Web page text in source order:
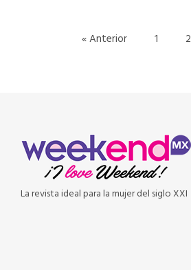
« Anterior 1 2
La revista ideal para la mujer del siglo XXI